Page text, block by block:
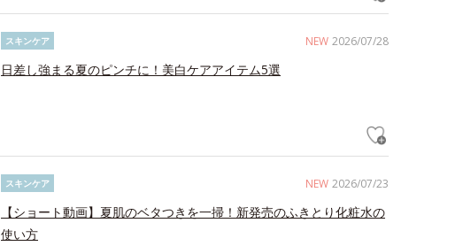
NEW 2026/07/28
スキンケア
日差し強まる夏のピンチに！美白ケアアイテム5選
NEW 2026/07/23
スキンケア
【ショート動画】夏肌のベタつきを一掃！新発売のふきとり化粧水の
使い方